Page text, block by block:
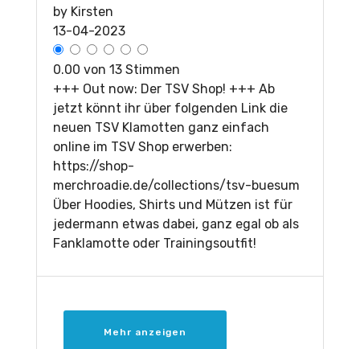
by Kirsten
13-04-2023
0.00 von 13 Stimmen
+++ Out now: Der TSV Shop! +++ Ab
jetzt könnt ihr über folgenden Link die
neuen TSV Klamotten ganz einfach
online im TSV Shop erwerben:
https://shop-
merchroadie.de/collections/tsv-buesum
Über Hoodies, Shirts und Mützen ist für
jedermann etwas dabei, ganz egal ob als
Fanklamotte oder Trainingsoutfit!
Mehr anzeigen